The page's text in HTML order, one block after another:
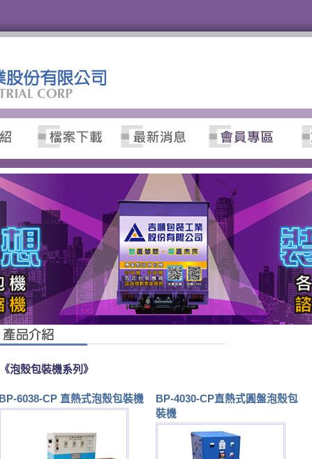
《泡殼包裝機系列》
BP-6038-CP 直熱式泡殼包裝機
BP-4030-CP直熱式圓盤泡殼包
裝機